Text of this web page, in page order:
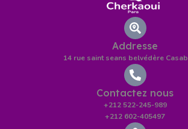
Addresse
14 rue saint seans belvédère
Contactez nous
+212 522-245-989
+212 602-405497